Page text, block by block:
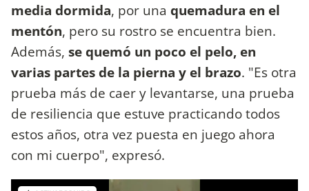
media dormida, por una quemadura en el
mentón, pero su rostro se encuentra bien.
Además, se quemó un poco el pelo, en
varias partes de la pierna y el brazo. "Es otra
prueba más de caer y levantarse, una prueba
de resiliencia que estuve practicando todos
estos años, otra vez puesta en juego ahora
con mi cuerpo", expresó.